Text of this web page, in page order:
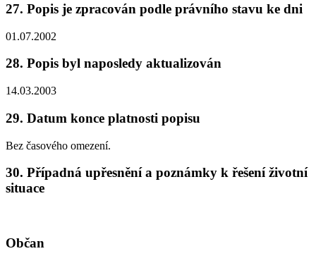
27. Popis je zpracován podle právního stavu ke dni
01.07.2002
28. Popis byl naposledy aktualizován
14.03.2003
29. Datum konce platnosti popisu
Bez časového omezení.
30. Případná upřesnění a poznámky k řešení životní
situace
Občan